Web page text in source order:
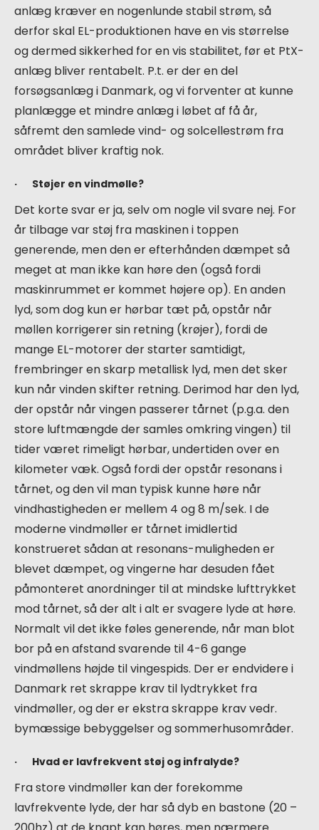
anlæg kræver en nogenlunde stabil strøm, så
derfor skal EL-produktionen have en vis størrelse
og dermed sikkerhed for en vis stabilitet, før et PtX-
anlæg bliver rentabelt. P.t. er der en del
forsøgsanlæg i Danmark, og vi forventer at kunne
planlægge et mindre anlæg i løbet af få år,
såfremt den samlede vind- og solcellestrøm fra
området bliver kraftig nok.
· Støjer en vindmølle?
Det korte svar er ja, selv om nogle vil svare nej. For
år tilbage var støj fra maskinen i toppen
generende, men den er efterhånden dæmpet så
meget at man ikke kan høre den (også fordi
maskinrummet er kommet højere op). En anden
lyd, som dog kun er hørbar tæt på, opstår når
møllen korrigerer sin retning (krøjer), fordi de
mange EL-motorer der starter samtidigt,
frembringer en skarp metallisk lyd, men det sker
kun når vinden skifter retning. Derimod har den lyd,
der opstår når vingen passerer tårnet (p.g.a. den
store luftmængde der samles omkring vingen) til
tider været rimeligt hørbar, undertiden over en
kilometer væk. Også fordi der opstår resonans i
tårnet, og den vil man typisk kunne høre når
vindhastigheden er mellem 4 og 8 m/sek. I de
moderne vindmøller er tårnet imidlertid
konstrueret sådan at resonans-muligheden er
blevet dæmpet, og vingerne har desuden fået
påmonteret anordninger til at mindske lufttrykket
mod tårnet, så der alt i alt er svagere lyde at høre.
Normalt vil det ikke føles generende, når man blot
bor på en afstand svarende til 4-6 gange
vindmøllens højde til vingespids. Der er endvidere i
Danmark ret skrappe krav til lydtrykket fra
vindmøller, og der er ekstra skrappe krav vedr.
bymæssige bebyggelser og sommerhusområder.
· Hvad er lavfrekvent støj og infralyde?
Fra store vindmøller kan der forekomme
lavfrekvente lyde, der har så dyb en bastone (20 –